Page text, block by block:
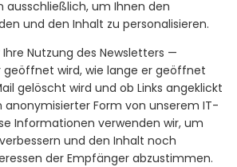
ausschließlich, um Ihnen den
und den Inhalt zu personalisieren.
Nutzung des Newsletters —
geöffnet wird, wie lange er geöffnet
gelöscht wird und ob Links angeklickt
Form von unserem IT-
Informationen verwenden wir, um
und den Inhalt noch
der Empfänger abzustimmen.